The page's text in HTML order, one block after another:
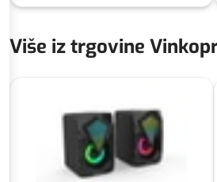
Više iz trgovine